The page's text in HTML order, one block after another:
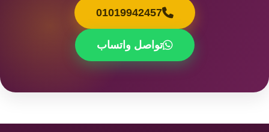
01019942457
تواصل واتساب